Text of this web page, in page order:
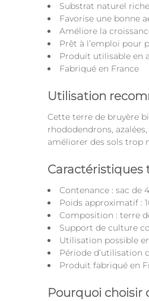
Substrat naturel
Favorise une bonne
Améliore la
Prêt à l’emploi pour
Produit utilisable en
Fabriqué en France
Utilisation
Cette terre de bruyère
rhododendrons,
améliorer des sols trop
Caractéristiques
Contenance : sac de
Poids approximatif :
Composition : terre
Support de culture
Utilisation possible
Période d’utilisation
Produit fabriqué en
Pourquoi choisir